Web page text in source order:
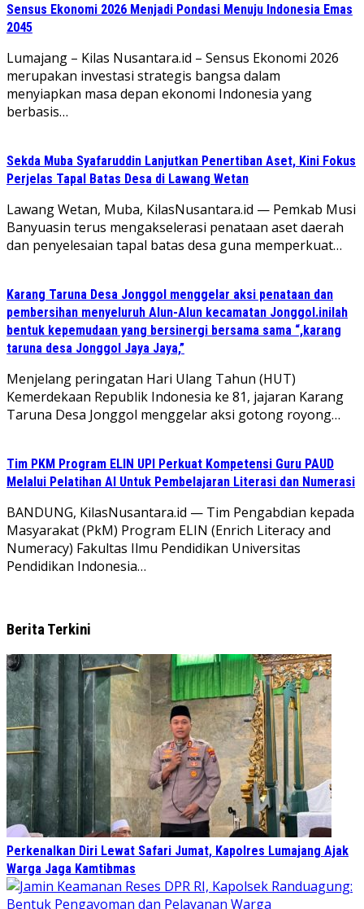
Sensus Ekonomi 2026 Menjadi Pondasi Menuju Indonesia Emas
2045
Lumajang – Kilas Nusantara.id – Sensus Ekonomi 2026
merupakan investasi strategis bangsa dalam
menyiapkan masa depan ekonomi Indonesia yang
berbasis…
Sekda Muba Syafaruddin Lanjutkan Penertiban Aset, Kini Fokus
Perjelas Tapal Batas Desa di Lawang Wetan
Lawang Wetan, Muba, KilasNusantara.id — Pemkab Musi
Banyuasin terus mengakselerasi penataan aset daerah
dan penyelesaian tapal batas desa guna memperkuat…
Karang Taruna Desa Jonggol menggelar aksi penataan dan
pembersihan menyeluruh Alun-Alun kecamatan Jonggol.inilah
bentuk kepemudaan yang bersinergi bersama sama “,karang
taruna desa Jonggol Jaya Jaya,”
‎Menjelang peringatan Hari Ulang Tahun (HUT)
Kemerdekaan Republik Indonesia ke 81, jajaran Karang
Taruna Desa Jonggol menggelar aksi gotong royong…
Tim PKM Program ELIN UPI Perkuat Kompetensi Guru PAUD
Melalui Pelatihan AI Untuk Pembelajaran Literasi dan Numerasi
BANDUNG, KilasNusantara.id — Tim Pengabdian kepada
Masyarakat (PkM) Program ELIN (Enrich Literacy and
Numeracy) Fakultas Ilmu Pendidikan Universitas
Pendidikan Indonesia…
Berita Terkini
Perkenalkan Diri Lewat Safari Jumat, Kapolres Lumajang Ajak
Warga Jaga Kamtibmas